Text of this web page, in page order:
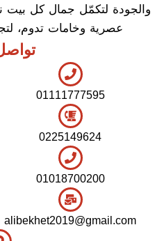
01111777595
0225149624
01018700200
والجودة لتكمّل جمال كل بيت
عصرية وخامات تدوم،
alibekhet2019@gmail.com